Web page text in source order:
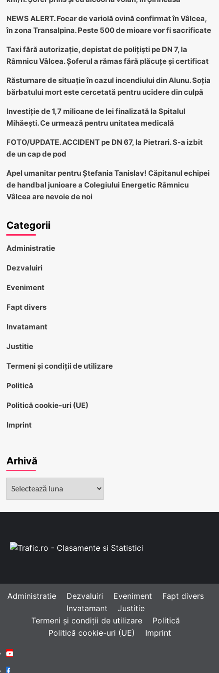
NEWS ALERT. Focar de variolă ovină confirmat în Vâlcea,
în zona Transalpina. Peste 500 de mioare vor fi sacrificate
Taxi fără autorizație, depistat de polițiști pe DN 7, la
Râmnicu Vâlcea. Șoferul a rămas fără plăcuțe și certificat
Răsturnare de situație în cazul incendiului din Alunu. Soția
bărbatului mort este cercetată pentru ucidere din culpă
Investiție de 1,7 milioane de lei finalizată la Spitalul
Mihăești. Ce urmează pentru unitatea medicală
FOTO/UPDATE. ACCIDENT pe DN 67, la Pietrari. S-a izbit
de un cap de pod
Apel umanitar pentru Ștefania Tanislav! Căpitanul echipei
de handbal junioare a Colegiului Energetic Râmnicu
Vâlcea are nevoie de noi
Categorii
Administratie
Dezvaluiri
Eveniment
Fapt divers
Invatamant
Justitie
Termeni și condiții de utilizare
Politică
Politică cookie-uri (UE)
Imprint
Arhivă
Administratie Dezvaluiri Eveniment
Fapt divers
Invatamant
Justitie
Termeni și condiții de utilizare
Politică
Politică cookie-uri (UE)
Imprint
Youtube
Facebook